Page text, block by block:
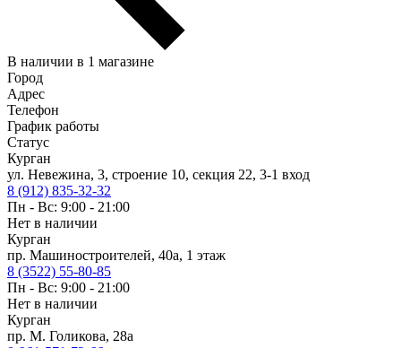
В наличии в 1 магазине
Город
Адрес
Телефон
График работы
Статус
Курган
ул. Невежина, 3, строение 10, секция 22, 3-1 вход
8 (912) 835-32-32
Пн - Вс: 9:00 - 21:00
Нет в наличии
Курган
пр. Машиностроителей, 40а, 1 этаж
8 (3522) 55-80-85
Пн - Вс: 9:00 - 21:00
Нет в наличии
Курган
пр. М. Голикова, 28а